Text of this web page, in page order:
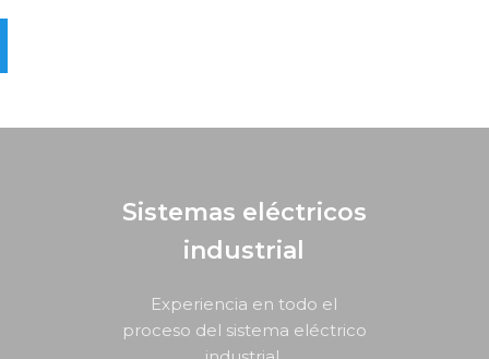
Sistemas eléctricos
industrial
Experiencia en todo el
proceso del sistema eléctrico